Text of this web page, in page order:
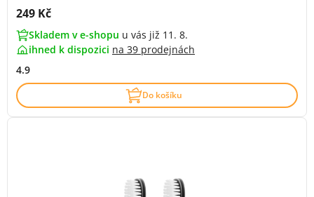
Cena s DPH:
249 Kč
Skladem v e-shopu u vás již 11. 8.
ihned k dispozici na 39 prodejnách
4.9
Do košíku